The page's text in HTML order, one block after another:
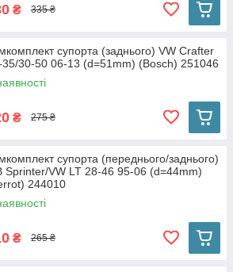
₴ 335 ₴
супорта (заднього) VW Crafter
35/30-50 06-13 (d=51mm) (Bosch) 251046
₴ 275 ₴
супорта (переднього/заднього)
Sprinter/VW LT 28-46 95-06 (d=44mm)
244010
₴ 265 ₴